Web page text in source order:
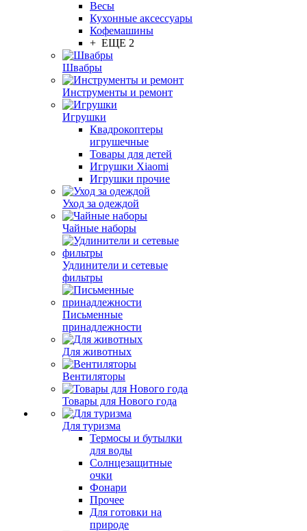
Весы
Кухонные аксессуары
Кофемашины
+ ЕЩЕ 2
Швабры
Инструменты и ремонт
Игрушки
Квадрокоптеры
игрушечные
Товары для детей
Игрушки Xiaomi
Игрушки прочие
Уход за одеждой
Чайные наборы
Удлинители и сетевые
фильтры
Письменные
принадлежности
Для животных
Вентиляторы
Товары для Нового года
Для туризма
Термосы и бутылки
для воды
Солнцезащитные
очки
Фонари
Прочее
Для готовки на
природе